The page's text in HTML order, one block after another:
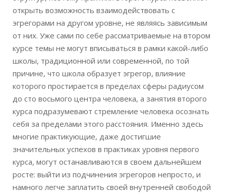
открыть возможность взаимодействовать с
эгрегорами на другом уровне, не являясь зависимым
от них. Уже сами по себе рассматриваемые на втором
курсе темы не могут вписываться в рамки какой-либо
школы, традиционной или современной, по той
причине, что школа образует эгрегор, влияние
которого простирается в пределах сферы радиусом
до сто восьмого центра человека, а занятия второго
курса подразумевают стремление человека осознать
себя за пределами этого расстояния. Именно здесь
многие практикующие, даже достигшие
значительных успехов в практиках уровня первого
курса, могут останавливаются в своем дальнейшем
росте: выйти из подчинения эгрегоров непросто, и
намного легче заплатить своей внутренней свободой